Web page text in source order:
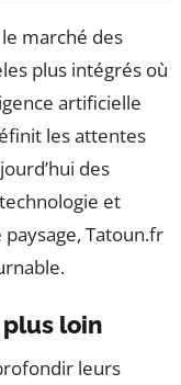
marché des
plus intégrés où
artificielle
les attentes
des
et
Tatoun.fr
loin
leurs